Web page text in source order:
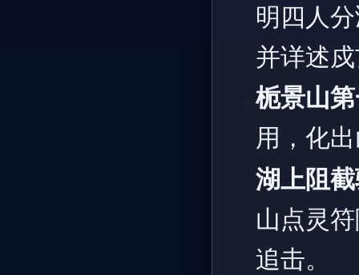
明四人
并详述
栀景山
用，化
湖上阻
山点灵
追击。